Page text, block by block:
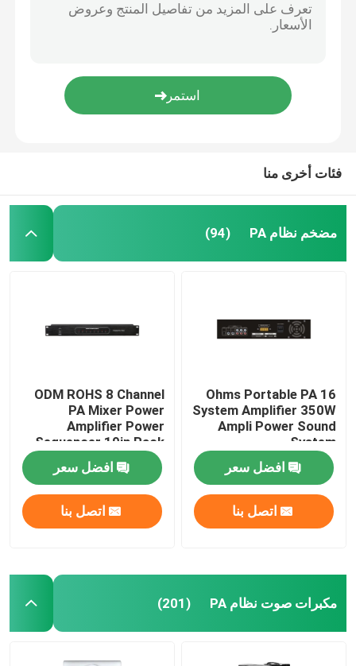
فئات أخرى منا
مضخم نظام PA (94)
16 Ohms Portable PA
System Amplifier 350W
Ampli Power Sound
System
افضل سعر
اتصل بنا
ODM ROHS 8 Channel
PA Mixer Power
Amplifier Power
Sequencer 19in Rack
Mount
افضل سعر
اتصل بنا
مكبرات صوت نظام PA (201)